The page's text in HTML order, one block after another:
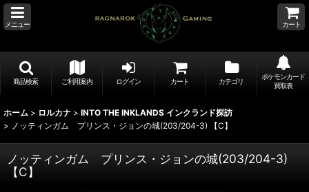
メニュー カート
商品検索 ご利用案内 ログイン カート カテゴリ
ポケモンカード
買取表
ホーム > ロルカナ > INTO THE INKLANDS インクランド探訪
> ノッティンガム プリンス・ジョンの城(203/204-3) 【C】
ノッティンガム プリンス・ジョンの城(203/204-3)
【C】